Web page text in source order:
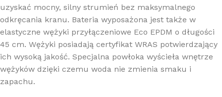
uzyskać mocny, silny strumień bez maksymalnego
odkręcania kranu. Bateria wyposażona jest także w
elastyczne wężyki przyłączeniowe Eco EPDM o długości
45 cm. Wężyki posiadają certyfikat WRAS potwierdzający
ich wysoką jakość. Specjalna powłoka wyścieła wnętrze
wężyków dzięki czemu woda nie zmienia smaku i
zapachu.